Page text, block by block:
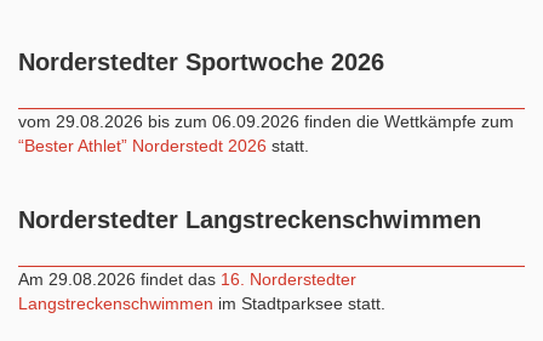
Norderstedter Sportwoche 2026
vom 29.08.2026 bis zum 06.09.2026 finden die Wettkämpfe zum
“Bester Athlet” Norderstedt 2026 statt.
Norderstedter Langstreckenschwimmen
Am 29.08.2026 findet das 16. Norderstedter
Langstreckenschwimmen im Stadtparksee statt.